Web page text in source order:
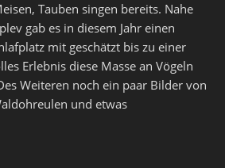
Tauben singen bereits. Nahe
gab es in diesem Jahr einen
mit geschätzt bis zu einer
Erlebnis diese Masse an Vögeln
Weiteren noch ein paar Bilder von
und etwas